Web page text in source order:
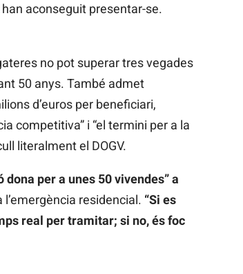
aconseguit presentar-se.
no pot superar tres vegades
50 anys. També admet
d’euros per beneficiari,
competitiva” i “el termini per a la
literalment el DOGV.
dona per a unes 50 vivendes” a
residencial. “Si es
real per tramitar; si no, és foc